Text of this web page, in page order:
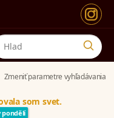
Zmeniť parametre vyhľadávania
som svet.
pondělí